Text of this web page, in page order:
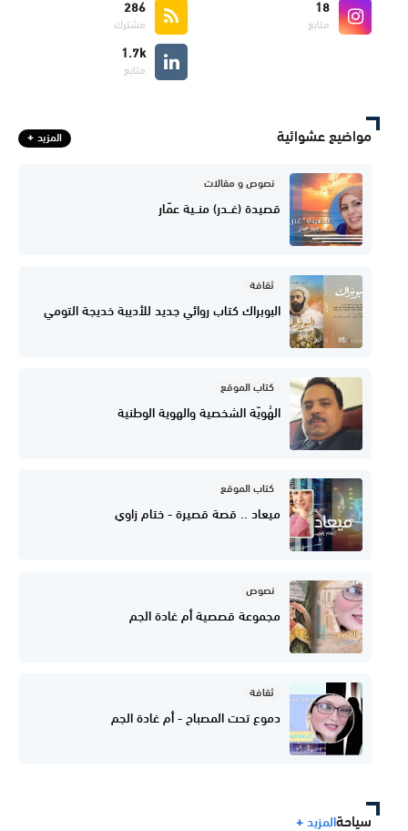
18
متابع
286
مشترك
1.7k
متابع
مواضيع عشوائية المزيد
نصوص و مقالات
قصيدة (غــدر) منــية عمّار
ثقافة
البوبراك كتاب روائي جديد للأديبة خديجة التومي
كتاب الموقع
الهُويّة الشخصية والهوية الوطنية
كتاب الموقع
ميعاد .. قصة قصيرة - ختام زاوي
نصوص
مجموعة قصصية أم غادة الجم
ثقافة
دموع تحت المصباح - أم غادة الجم
سياحة المزيد